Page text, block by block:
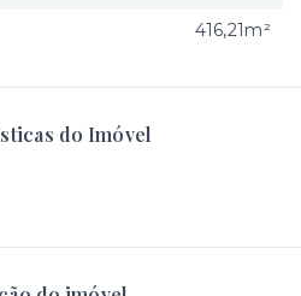
do Imóvel
416,21m²